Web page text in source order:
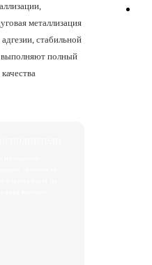
металлизация
стабильной
выполняют полный